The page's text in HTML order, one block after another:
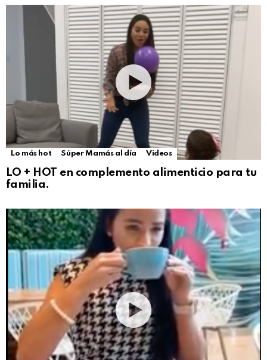
Lo más hot Súper Mamás al día Videos
LO + HOT en complemento alimenticio para tu
familia.